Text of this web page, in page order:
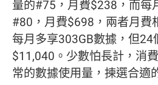
量的#75，月費$238，而每
#80，月費$698，兩者月費
每月多享303GB數據，但
$11,040。少數怕長計，消
常的數據使用量，揀選合適